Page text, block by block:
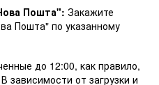
Пошта": Закажите
Пошта" по указанному
до 12:00, как правило,
зависимости от загрузки и